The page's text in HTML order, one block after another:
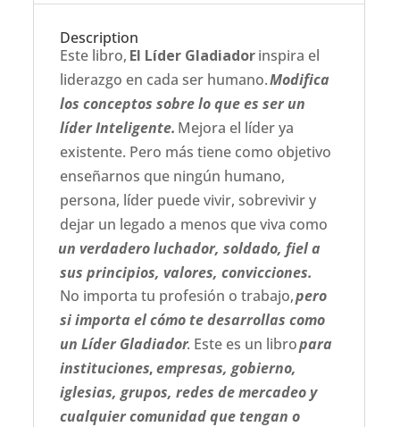
Description
Este libro, El Líder Gladiadorinspira el
liderazgo en cada ser humano.Modifica
los conceptos sobre lo que es ser un
líder Inteligente.Mejora el líder ya
existente. Pero más tiene como objetivo
enseñarnos que ningún humano,
persona, líder puede vivir, sobrevivir y
dejar un legado a menos que viva como
un verdadero luchador, soldado, fiel a
sus principios, valores, convicciones.
No importa tu profesión o trabajo,pero
si importa el cómo te desarrollas como
un Líder Gladiador. Este es un libropara
instituciones,empresas, gobierno,
iglesias, grupos, redes de mercadeo y
cualquier comunidad que tengan o